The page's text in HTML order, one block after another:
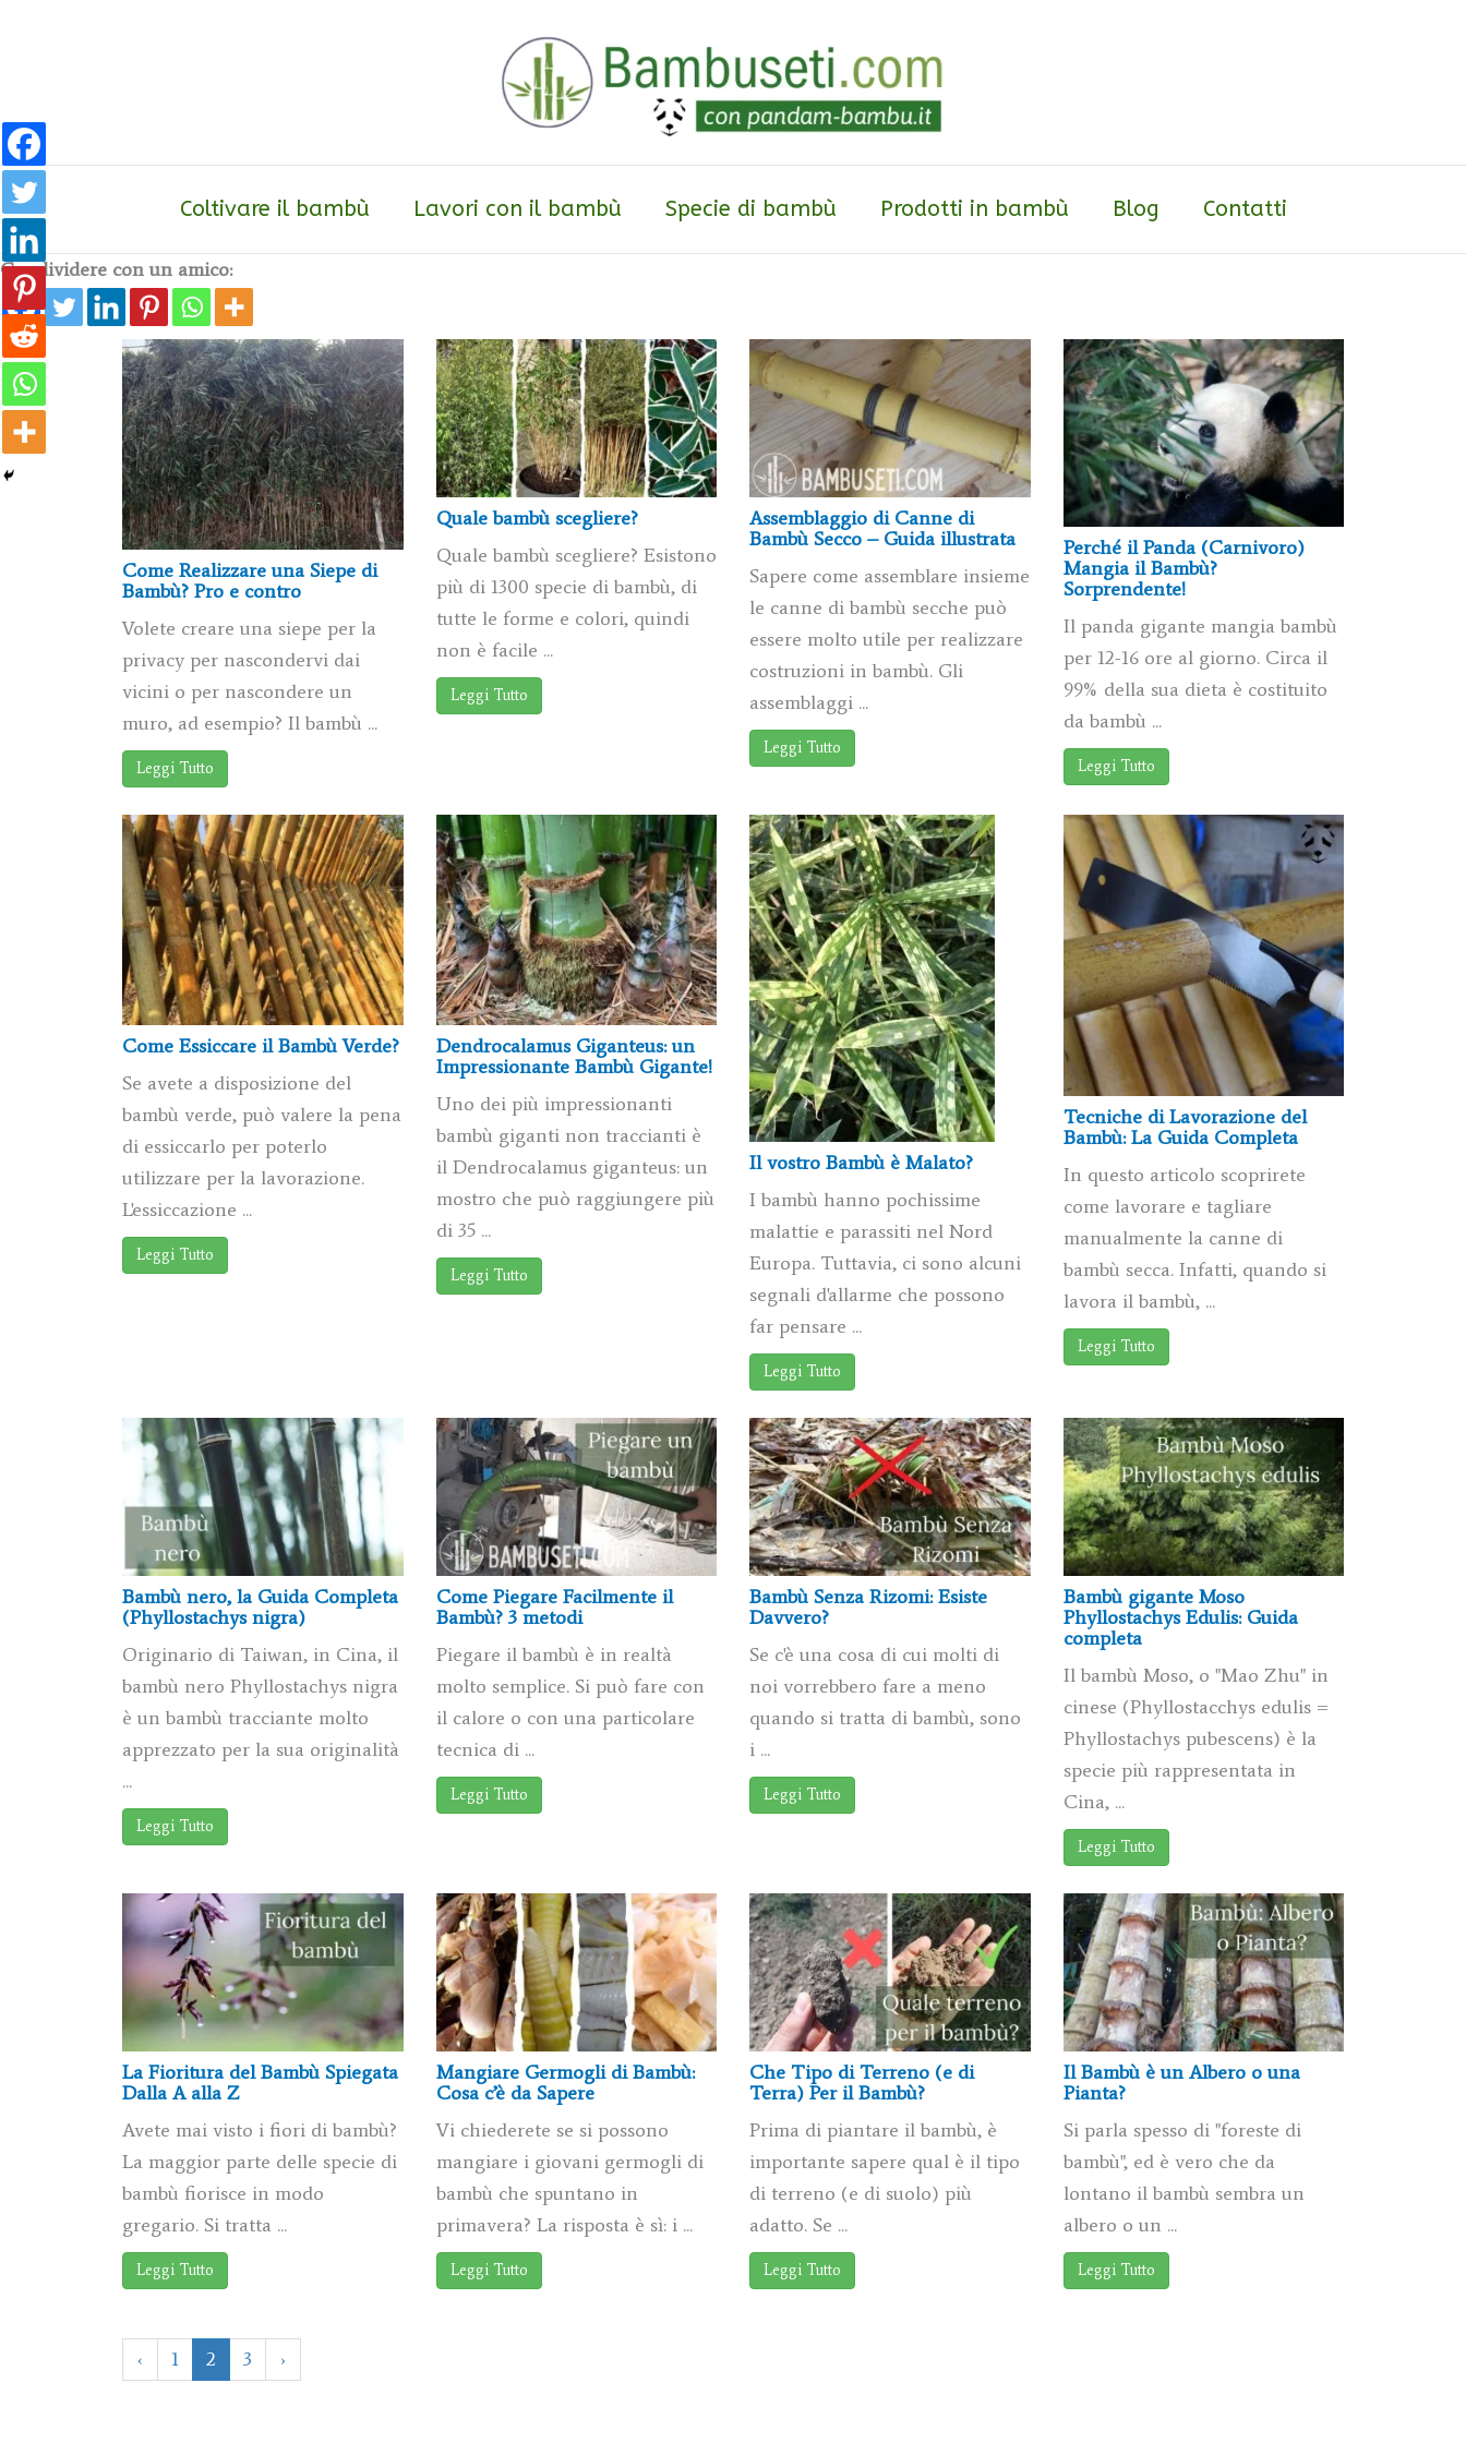
Coltivare il bambù Lavori con il bambù Specie di bambù Prodotti in bambù Blog Contatti
Condividere con un amico:
Come Realizzare una Siepe di
Bambù? Pro e contro
Volete creare una siepe per la
privacy per nascondervi dai
vicini o per nascondere un
muro, ad esempio? Il bambù ...
Leggi Tutto
Quale bambù scegliere?
Quale bambù scegliere? Esistono
più di 1300 specie di bambù, di
tutte le forme e colori, quindi
non è facile ...
Leggi Tutto
Assemblaggio di Canne di
Bambù Secco – Guida illustrata
Sapere come assemblare insieme
le canne di bambù secche può
essere molto utile per realizzare
costruzioni in bambù. Gli
assemblaggi ...
Leggi Tutto
Perché il Panda (Carnivoro)
Mangia il Bambù?
Sorprendente!
Il panda gigante mangia bambù
per 12-16 ore al giorno. Circa il
99% della sua dieta è costituito
da bambù ...
Leggi Tutto
Come Essiccare il Bambù Verde?
Se avete a disposizione del
bambù verde, può valere la pena
di essiccarlo per poterlo
utilizzare per la lavorazione.
L'essiccazione ...
Leggi Tutto
Dendrocalamus Giganteus: un
Impressionante Bambù Gigante!
Uno dei più impressionanti
bambù giganti non traccianti è
il Dendrocalamus giganteus: un
mostro che può raggiungere più
di 35 ...
Leggi Tutto
Il vostro Bambù è Malato?
I bambù hanno pochissime
malattie e parassiti nel Nord
Europa. Tuttavia, ci sono alcuni
segnali d'allarme che possono
far pensare ...
Leggi Tutto
Tecniche di Lavorazione del
Bambù: La Guida Completa
In questo articolo scoprirete
come lavorare e tagliare
manualmente la canne di
bambù secca. Infatti, quando si
lavora il bambù, ...
Leggi Tutto
Bambù nero, la Guida Completa
(Phyllostachys nigra)
Originario di Taiwan, in Cina, il
bambù nero Phyllostachys nigra
è un bambù tracciante molto
apprezzato per la sua originalità
...
Leggi Tutto
Come Piegare Facilmente il
Bambù? 3 metodi
Piegare il bambù è in realtà
molto semplice. Si può fare con
il calore o con una particolare
tecnica di ...
Leggi Tutto
Bambù Senza Rizomi: Esiste
Davvero?
Se c'è una cosa di cui molti di
noi vorrebbero fare a meno
quando si tratta di bambù, sono
i ...
Leggi Tutto
Bambù gigante Moso
Phyllostachys Edulis: Guida
completa
Il bambù Moso, o "Mao Zhu" in
cinese (Phyllostacchys edulis =
Phyllostachys pubescens) è la
specie più rappresentata in
Cina, ...
Leggi Tutto
La Fioritura del Bambù Spiegata
Dalla A alla Z
Avete mai visto i fiori di bambù?
La maggior parte delle specie di
bambù fiorisce in modo
gregario. Si tratta ...
Leggi Tutto
Mangiare Germogli di Bambù:
Cosa c’è da Sapere
Vi chiederete se si possono
mangiare i giovani germogli di
bambù che spuntano in
primavera? La risposta è sì: i ...
Leggi Tutto
Che Tipo di Terreno (e di
Terra) Per il Bambù?
Prima di piantare il bambù, è
importante sapere qual è il tipo
di terreno (e di suolo) più
adatto. Se ...
Leggi Tutto
Il Bambù è un Albero o una
Pianta?
Si parla spesso di "foreste di
bambù", ed è vero che da
lontano il bambù sembra un
albero o un ...
Leggi Tutto
‹ 1 2 3 ›